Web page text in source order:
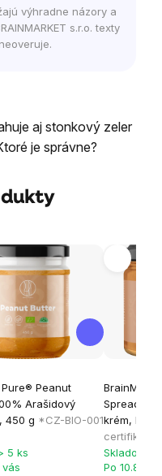
výhradne názory a
s.r.o. texty
aj stonkový zeler
je správne?
Peanut
Arašidový
450 g *CZ-BIO-001
5 ks
vás
BrainMax
Spread,
krém, BIO,
certifikát
Skladom >
Po 10.8. u